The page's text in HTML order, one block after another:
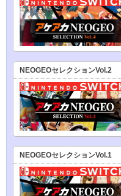
NEOGEOセレクションVol.2
NEOGEOセレクションVol.1